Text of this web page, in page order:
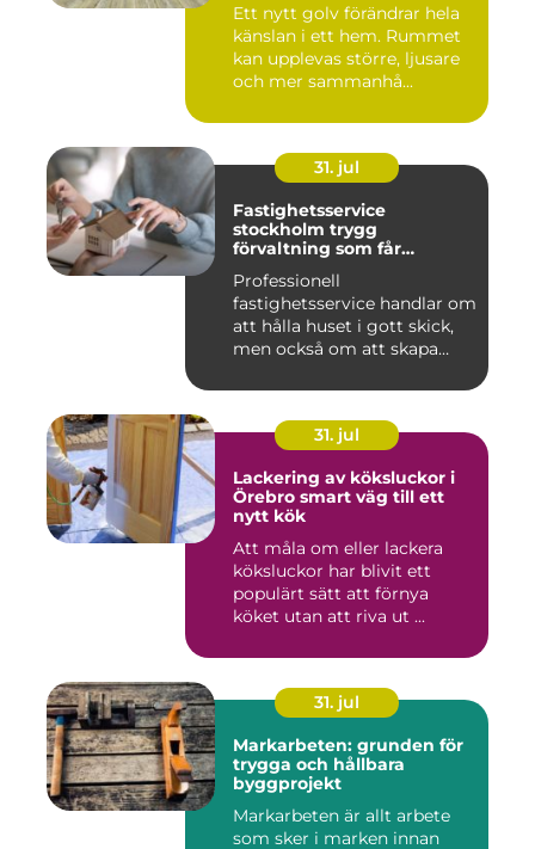
Ett nytt golv förändrar hela
känslan i ett hem. Rummet
kan upplevas större, ljusare
och mer sammanhå...
31. jul
Fastighetsservice
stockholm trygg
förvaltning som får
Professionell
fastighetsservice handlar om
att hålla huset i gott skick,
men också om att skapa
31. jul
Lackering av köksluckor i
Örebro smart väg till ett
nytt kök
Att måla om eller lackera
köksluckor har blivit ett
populärt sätt att förnya
köket utan att riva ut ...
31. jul
Markarbeten: grunden för
trygga och hållbara
byggprojekt
Markarbeten är allt arbete
som sker i marken innan